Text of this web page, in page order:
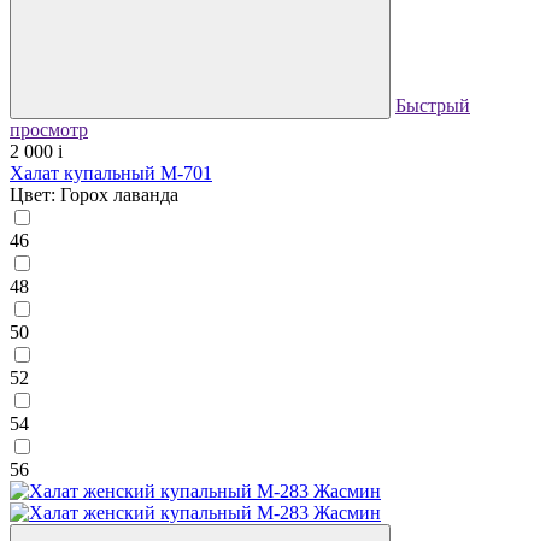
Быстрый
просмотр
2 000 i
Халат купальный М-701
Цвет: Горох лаванда
46
48
50
52
54
56